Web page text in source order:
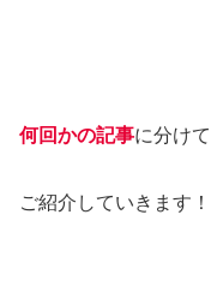
何回かの記事に分けて
ご紹介していきます！